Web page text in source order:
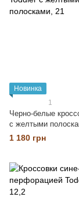
Новинка
1
Черно-белые
с желтыми
1 180 грн